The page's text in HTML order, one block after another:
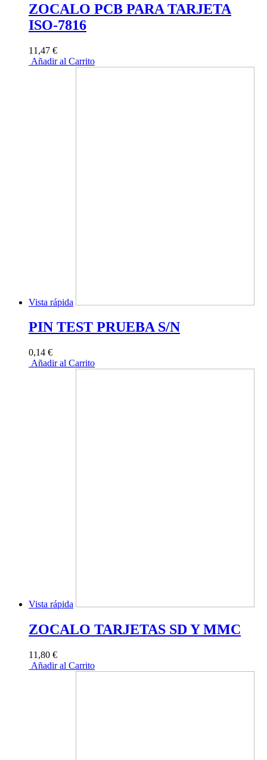
ZOCALO PCB PARA TARJETA
ISO-7816
11,47 €
Añadir al Carrito
Vista rápida
PIN TEST PRUEBA S/N
0,14 €
Añadir al Carrito
Vista rápida
ZOCALO TARJETAS SD Y MMC
11,80 €
Añadir al Carrito